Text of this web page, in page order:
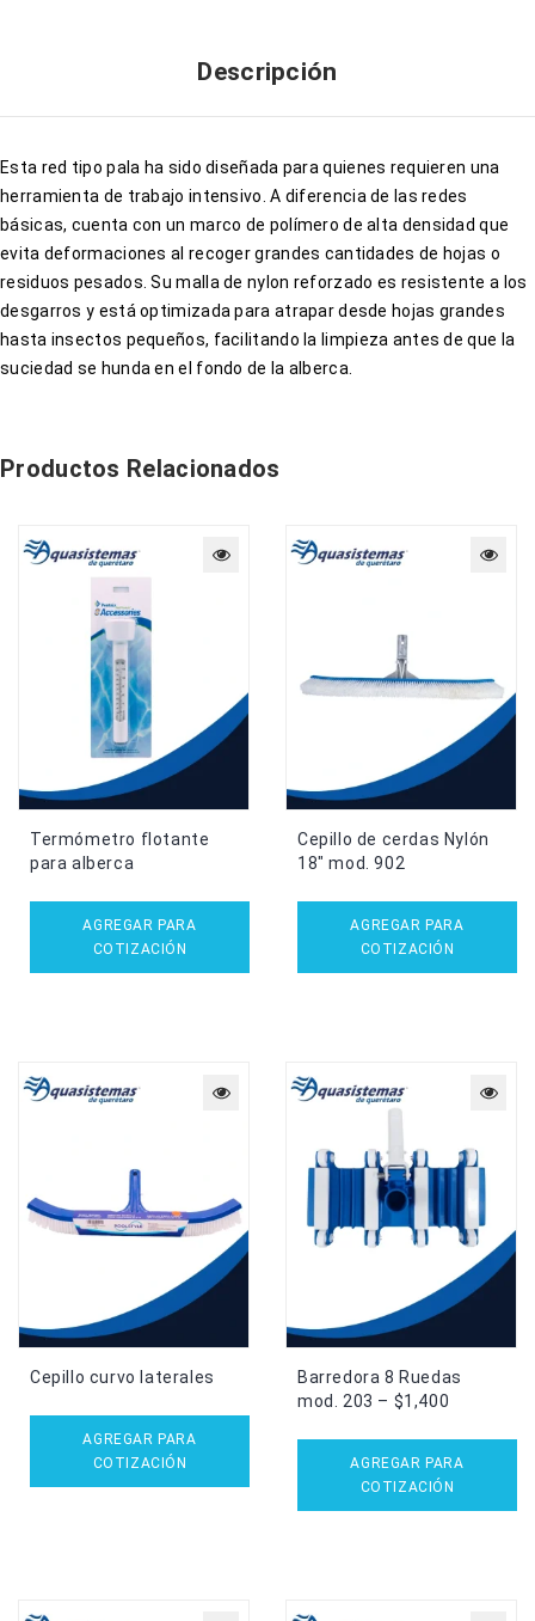
Descripción
Esta red tipo pala ha sido diseñada para quienes requieren una
herramienta de trabajo intensivo. A diferencia de las redes
básicas, cuenta con un marco de polímero de alta densidad que
evita deformaciones al recoger grandes cantidades de hojas o
residuos pesados. Su malla de nylon reforzado es resistente a los
desgarros y está optimizada para atrapar desde hojas grandes
hasta insectos pequeños, facilitando la limpieza antes de que la
suciedad se hunda en el fondo de la alberca.
Productos Relacionados
Termómetro flotante
para alberca
AGREGAR PARA
COTIZACIÓN
Cepillo de cerdas Nylón
18″ mod. 902
AGREGAR PARA
COTIZACIÓN
Cepillo curvo laterales
AGREGAR PARA
COTIZACIÓN
Barredora 8 Ruedas
mod. 203 – $1,400
AGREGAR PARA
COTIZACIÓN